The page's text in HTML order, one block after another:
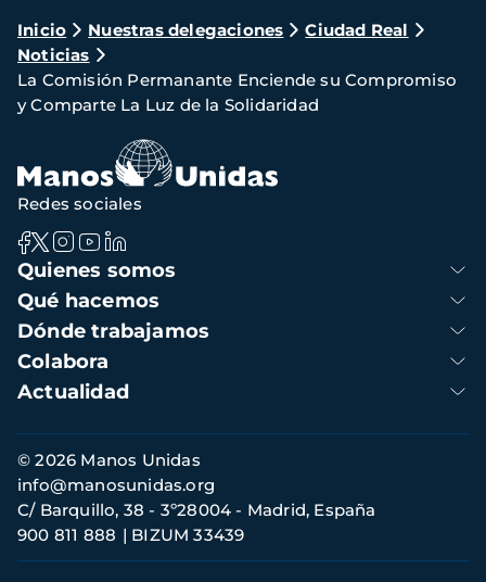
Ruta
de
navegación
Inicio Nuestras delegaciones
Ciudad Real
Noticias
La Comisión Permanante Enciende su Compromiso
y Comparte La Luz de la Solidaridad
Navegación
principal
Quienes somos
Qué hacemos
Dónde trabajamos
Colabora
Actualidad
Redes sociales
Información
de
contacto
© 2026 Manos Unidas
C/ Barquillo, 38 - 3º28004 - Madrid, España
900 811 888
BIZUM 33439
info@manosunidas.org